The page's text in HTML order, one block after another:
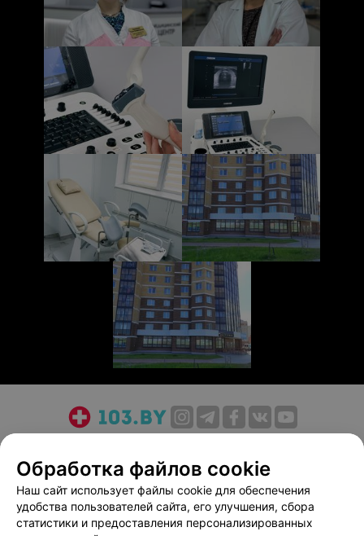
Медицинский маркетинг
Публичный договор
Пользовательское соглашение
Способы оплаты
Вакансии
Партнеры
Написать руководителю 103.by
Обработка файлов cookie
Наш сайт использует файлы cookie для обеспечения
удобства пользователей сайта, его улучшения, сбора
статистики и предоставления персонализированных